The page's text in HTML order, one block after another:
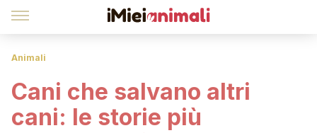
Animali
Cani che salvano altri
cani: le storie più